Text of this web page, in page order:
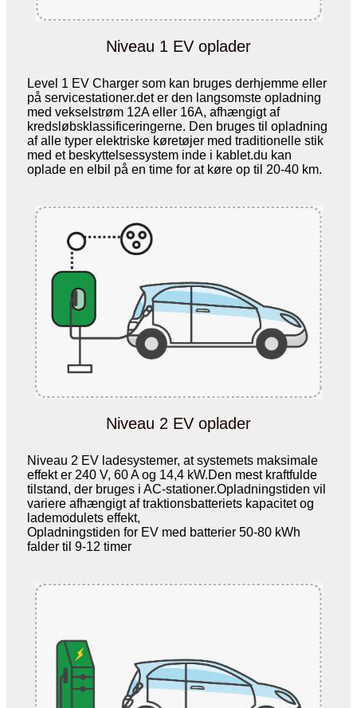
Niveau 1 EV oplader
Level 1 EV Charger som kan bruges derhjemme eller
på servicestationer.det er den langsomste opladning
med vekselstrøm 12A eller 16A, afhængigt af
kredsløbsklassificeringerne. Den bruges til opladning
af alle typer elektriske køretøjer med traditionelle stik
med et beskyttelsessystem inde i kablet.du kan
oplade en elbil på en time for at køre op til 20-40 km.
Niveau 2 EV oplader
Niveau 2 EV ladesystemer, at systemets maksimale
effekt er 240 V, 60 A og 14,4 kW.Den mest kraftfulde
tilstand, der bruges i AC-stationer.Opladningstiden vil
variere afhængigt af traktionsbatteriets kapacitet og
lademodulets effekt,
Opladningstiden for EV med batterier 50-80 kWh
falder til 9-12 timer